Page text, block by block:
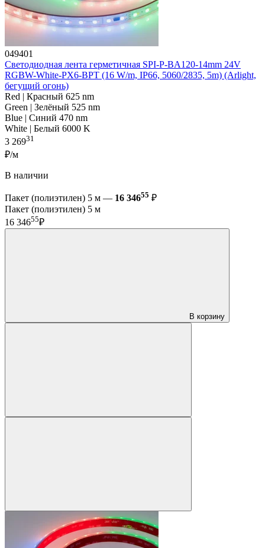
049401
Светодиодная лента герметичная SPI-P-BA120-14mm 24V
RGBW-White-PX6-BPT (16 W/m, IP66, 5060/2835, 5m) (Arlight,
бегущий огонь)
Red | Красный 625 nm
Green | Зелёный 525 nm
Blue | Синий 470 nm
White | Белый 6000 K
3 26931
₽/м
В наличии
Пакет (полиэтилен) 5 м — 16 34655 ₽
Пакет (полиэтилен) 5 м
16 34655₽
В корзину